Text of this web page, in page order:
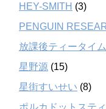
HEY-SMITH (3)
PENGUIN
放課後ティータイム
星野源 (15)
星街すいせい (8)
ポルカドットステ